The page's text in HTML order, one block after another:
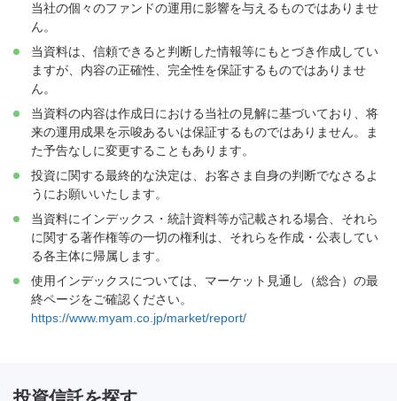
当社の個々のファンドの運用に影響を与えるものではありませ
ん。
当資料は、信頼できると判断した情報等にもとづき作成してい
ますが、内容の正確性、完全性を保証するものではありませ
ん。
当資料の内容は作成日における当社の見解に基づいており、将
来の運用成果を示唆あるいは保証するものではありません。ま
た予告なしに変更することもあります。
投資に関する最終的な決定は、お客さま自身の判断でなさるよ
うにお願いいたします。
当資料にインデックス・統計資料等が記載される場合、それら
に関する著作権等の一切の権利は、それらを作成・公表してい
る各主体に帰属します。
使用インデックスについては、マーケット見通し（総合）の最
終ページをご確認ください。
https://www.myam.co.jp/market/report/